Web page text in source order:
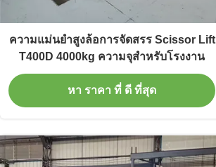
ความแม่นยําสูงล้อการจัดสรร Scissor Lift
T400D 4000kg ความจุสําหรับโรงงาน
หา ราคา ที่ ดี ที่สุด